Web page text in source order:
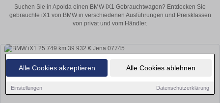
Alle Cookies akzeptieren Alle Cookies ablehnen
Einstellungen Datenschutzerklärung
Suchen Sie in Apolda einen BMW iX1 Gebrauchtwagen? Entdecken Sie
gebrauchte iX1 von BMW in verschiedenen Ausführungen und Preisklassen
von privat und vom Händler.